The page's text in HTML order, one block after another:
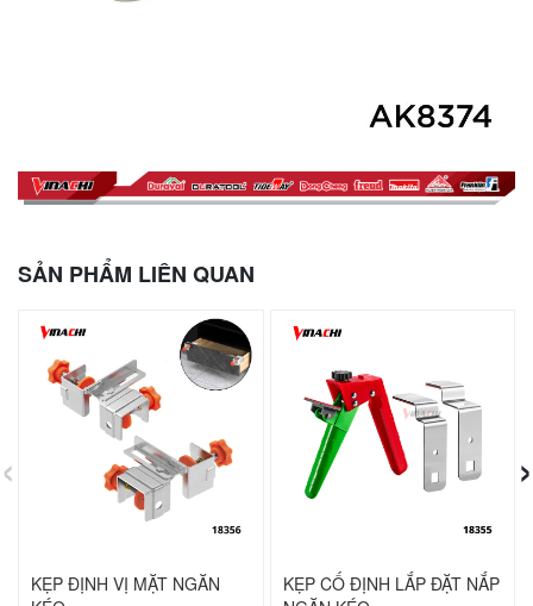
SẢN PHẨM LIÊN QUAN
KẸP ĐỊNH VỊ MẶT NGĂN
KẸP CỐ ĐỊNH LẮP ĐẶT NẮP
‹ ›